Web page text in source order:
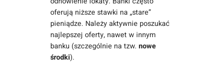
oferują niższe stawki na „stare”
pieniądze. Należy aktywnie poszukać
najlepszej oferty, nawet w innym
banku (szczególnie na tzw.nowe
środki).